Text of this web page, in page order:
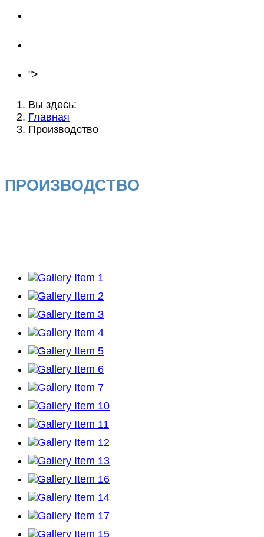
">
Вы здесь:
Главная
Производство
ПРОИЗВОДСТВО